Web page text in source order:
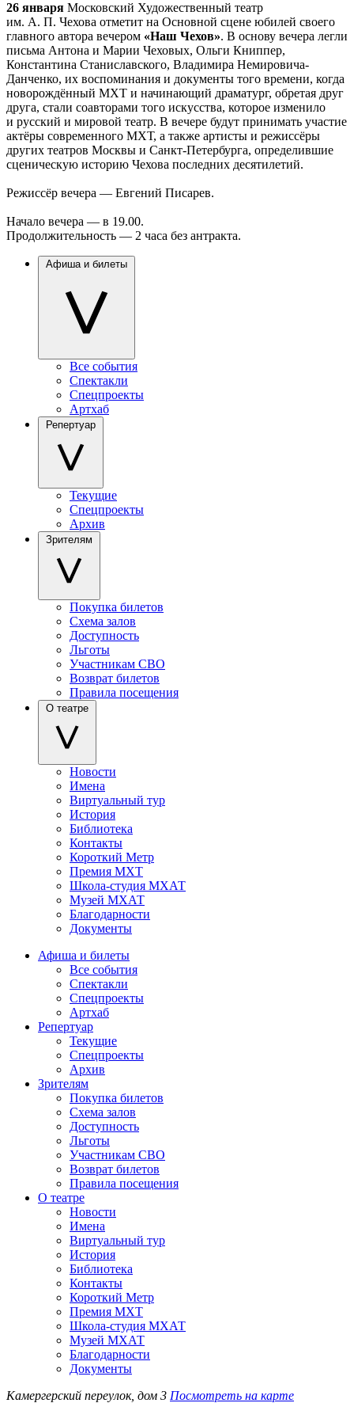
26 января Московский Художественный театр
им. А. П. Чехова отметит на Основной сцене юбилей своего
главного автора вечером «Наш Чехов». В основу вечера легли
письма Антона и Марии Чеховых, Ольги Книппер,
Константина Станиславского, Владимира Немировича-
Данченко, их воспоминания и документы того времени, когда
новорождённый МХТ и начинающий драматург, обретая друг
друга, стали соавторами того искусства, которое изменило
и русский и мировой театр. В вечере будут принимать участие
актёры современного МХТ, а также артисты и режиссёры
других театров Москвы и Санкт-Петербурга, определившие
сценическую историю Чехова последних десятилетий.
Режиссёр вечера — Евгений Писарев.
Начало вечера — в 19.00.
Продолжительность — 2 часа без антракта.
Афиша и билеты
Все события
Спектакли
Спецпроекты
Артхаб
Репертуар
Текущие
Спецпроекты
Архив
Зрителям
Покупка билетов
Схема залов
Доступность
Льготы
Участникам СВО
Возврат билетов
Правила посещения
О театре
Новости
Имена
Виртуальный тур
История
Библиотека
Контакты
Короткий Метр
Премия МХТ
Школа-студия МХАТ
Музей МХАТ
Благодарности
Документы
Афиша и билеты
Все события
Спектакли
Спецпроекты
Артхаб
Репертуар
Текущие
Спецпроекты
Архив
Зрителям
Покупка билетов
Схема залов
Доступность
Льготы
Участникам СВО
Возврат билетов
Правила посещения
О театре
Новости
Имена
Виртуальный тур
История
Библиотека
Контакты
Короткий Метр
Премия МХТ
Школа-студия МХАТ
Музей МХАТ
Благодарности
Документы
Камергерский переулок, дом 3 Посмотреть на карте